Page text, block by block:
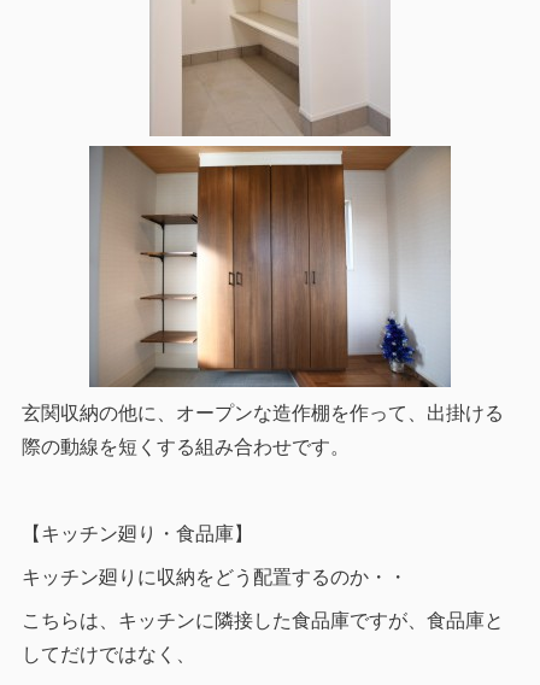
玄関収納の他に、オープンな造作棚を作って、出掛ける
際の動線を短くする組み合わせです。
【キッチン廻り・食品庫】
キッチン廻りに収納をどう配置するのか・・
こちらは、キッチンに隣接した食品庫ですが、食品庫と
してだけではなく、